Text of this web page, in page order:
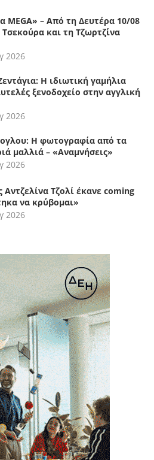
MEGA» – Από τη Δευτέρα 10/08
και τη Τζωρτζίνα
2026
Η ιδιωτική γαμήλια
ξενοδοχείο στην αγγλική
2026
Η φωτογραφία από τα
μαλλιά – «Αναμνήσεις»
2026
Τζολί έκανε coming
να κρύβομαι»
2026